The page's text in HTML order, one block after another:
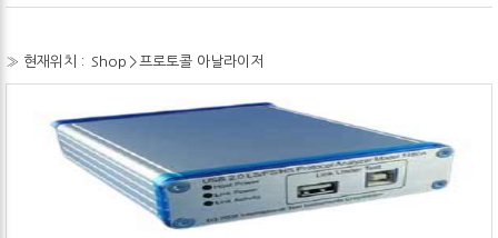
» 현재위치 : Shop >프로토콜 아날라이저